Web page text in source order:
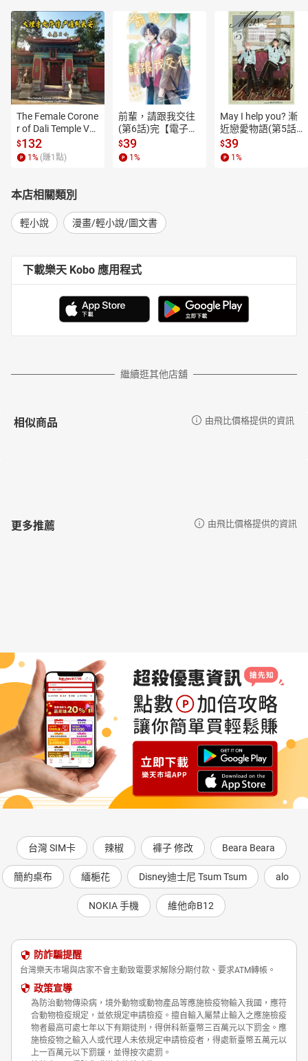
The Female Corone
r of Dali Temple Vo
l.6【有聲書】
$132
1 % (賺1 點)
前輩，請跟我交往
(第6話)完【電子
書】
$39
1 %
May I help you? 漸
近戀愛物語(第5話)
【電子書】
$39
1 %
本店相關類別
輕小說 漫畫/輕小說/圖文書
下載樂天 Kobo 應用程式
繼續逛其他店舖
相似商品 由飛比價格提供的資訊
更多推薦 由飛比價格提供的資訊
台灣 SIM卡 辣椒 褲子 修改 Beara Beara
簡約桌布 緬梔花 Disney迪士尼 Tsum Tsum alo
NOKIA 手機 維他命B12
防詐騙提醒
台灣樂天市場與店家不會主動致電要求解除分期付款、要求ATM轉帳。
政策宣導
為防治動物傳染病，境外動物或動物產品等應施檢疫物輸入我國，應符
合動物檢疫規定，並依規定申請檢疫。擅自輸入屬禁止輸入之應施檢疫
物者最高可處七年以下有期徒刑，得併科新臺幣三百萬元以下罰金。應
施檢疫物之輸入人或代理人未依規定申請檢疫者，得處新臺幣五萬元以
上一百萬元以下罰鍰，並得按次處罰。